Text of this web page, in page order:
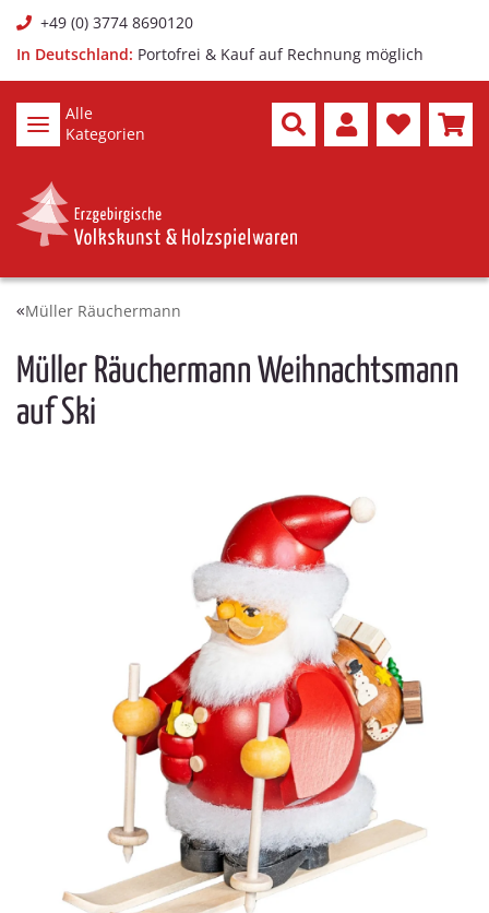
+49 (0) 3774 8690120
In Deutschland: Portofrei & Kauf auf Rechnung möglich
Alle
Kategorien
Müller Räuchermann
Müller Räuchermann Weihnachtsmann
auf Ski